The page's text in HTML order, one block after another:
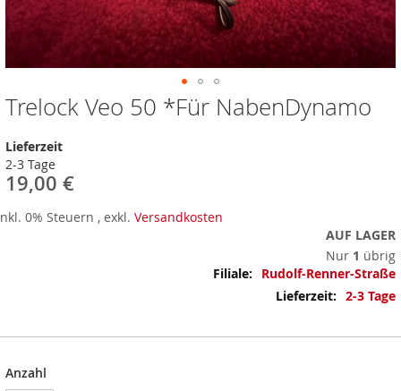
Trelock Veo 50 *Für NabenDynamo
Lieferzeit
2-3 Tage
19,00 €
0% Steuern , exkl. Versandkosten
AUF LAGER
Nur 1 übrig
Mehr
Informationen
Rudolf-Renner-Straße
2-3 Tage
Anzahl
Zum
Anfang
der
Bildergalerie
springen